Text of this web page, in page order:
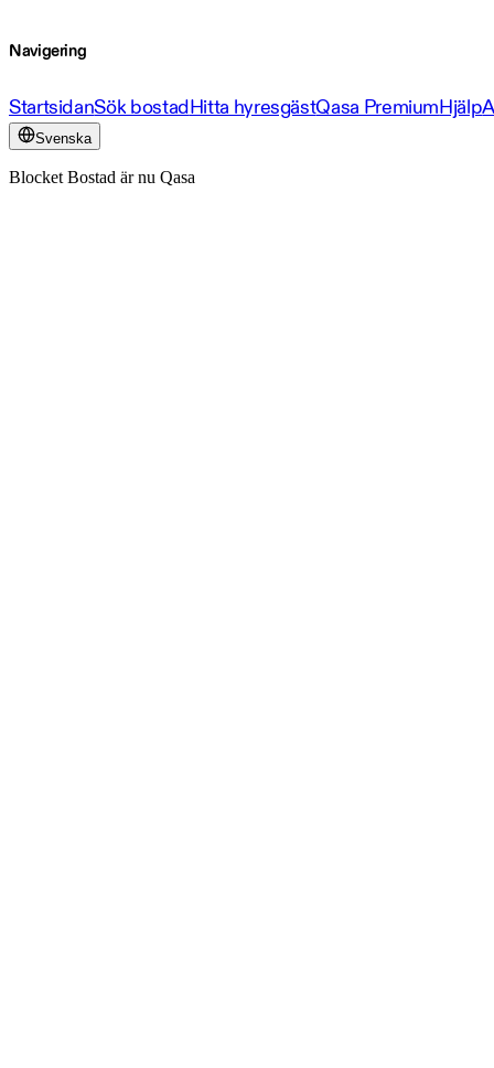
Navigering
StartsidanSök bostadHitta hyresgästQasa PremiumHjälp
Svenska
Blocket Bostad är nu Qasa